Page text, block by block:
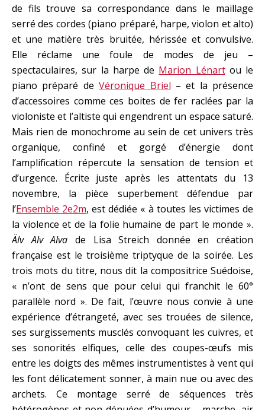
de fils trouve sa correspondance dans le maillage
serré des cordes (piano préparé, harpe, violon et alto)
et une matière très bruitée, hérissée et convulsive.
Elle réclame une foule de modes de jeu –
spectaculaires, sur la harpe de Marion Lénartou le
piano préparé deVéronique Briel – et la présence
d’accessoires comme ces boites de fer raclées par la
violoniste et l’altiste qui engendrent un espace saturé.
Mais rien de monochrome au sein de cet univers très
organique, confiné et gorgé d’énergie dont
l’amplification répercute la sensation de tension et
d’urgence. Écrite juste après les attentats du 13
novembre, la pièce superbement défendue par
l’Ensemble 2e2m, est dédiée « à toutes les victimes de
la violence et de la folie humaine de part le monde ».
Älv Alv Alva de Lisa Streich donnée en création
française est le troisième triptyque de la soirée. Les
trois mots du titre, nous dit la compositrice Suédoise,
« n’ont de sens que pour celui qui franchit le 60°
parallèle nord ». De fait, l’œuvre nous convie à une
expérience d’étrangeté, avec ses trouées de silence,
ses surgissements musclés convoquant les cuivres, et
ses sonorités elfiques, celle des coupes-œufs mis
entre les doigts des mêmes instrumentistes à vent qui
les font délicatement sonner, à main nue ou avec des
archets. Ce montage serré de séquences très